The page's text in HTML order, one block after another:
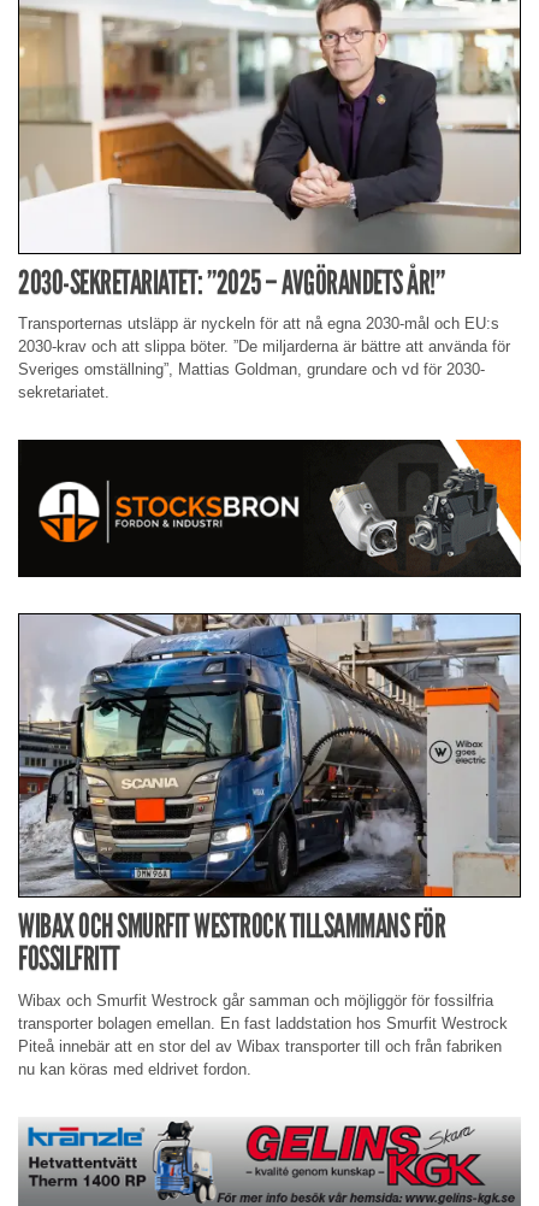
2030-SEKRETARIATET: ”2025 – AVGÖRANDETS ÅR!”
Transporternas utsläpp är nyckeln för att nå egna 2030-mål och EU:s
2030-krav och att slippa böter. ”De miljarderna är bättre att använda för
Sveriges omställning”, Mattias Goldman, grundare och vd för 2030-
sekretariatet.
WIBAX OCH SMURFIT WESTROCK TILLSAMMANS FÖR
FOSSILFRITT
Wibax och Smurfit Westrock går samman och möjliggör för fossilfria
transporter bolagen emellan. En fast laddstation hos Smurfit Westrock
Piteå innebär att en stor del av Wibax transporter till och från fabriken
nu kan köras med eldrivet fordon.